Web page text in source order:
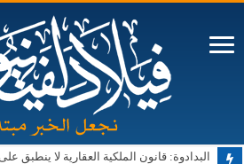
البدادوة: قانون الملكية العقارية لا ينطبق على الـ3500 دونم محل النقاش في الأغوار الجنوبية حالياً